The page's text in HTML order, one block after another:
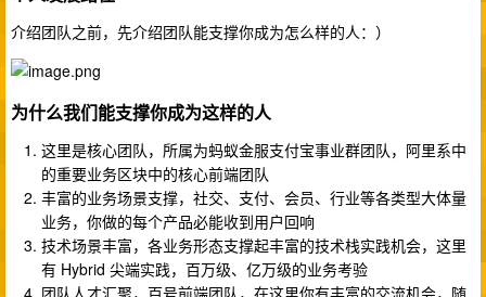
介绍团队之前，先介绍团队能支撑你成为怎么样的人：）
为什么我们能支撑你成为这样的人
这里是核心团队，所属为蚂蚁金服支付宝事业群团队，阿里系中
的重要业务区块中的核心前端团队
丰富的业务场景支撑，社交、支付、会员、行业等各类型大体量
业务，你做的每个产品必能收到用户回响
技术场景丰富，各业务形态支撑起丰富的技术栈实践机会，这里
有 Hybrid 尖端实践，百万级、亿万级的业务考验
团队人才汇聚，百号前端团队，在这里你有丰富的交流机会，随